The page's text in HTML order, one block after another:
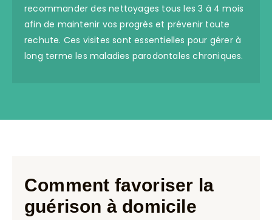
recommander des nettoyages tous les 3 à 4 mois
afin de maintenir vos progrès et prévenir toute
rechute. Ces visites sont essentielles pour gérer à
long terme les maladies parodontales chroniques.
Comment favoriser la
guérison à domicile